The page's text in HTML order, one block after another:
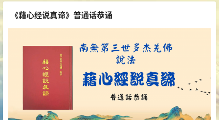
《藉心经说真谛》普通话恭诵